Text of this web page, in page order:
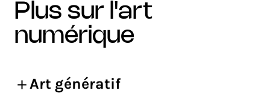
plus sur l'art
numérique
Art génératif